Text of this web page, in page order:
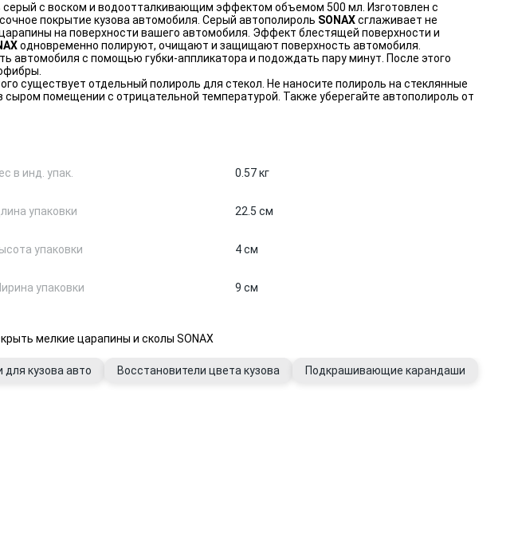
серый с воском и водоотталкивающим эффектом объемом 500 мл. Изготовлен с
покрытие кузова автомобиля. Серый автополироль SONAXсглаживает не
на поверхности вашего автомобиля. Эффект блестящей поверхности и
одновременно полируют, очищают и защищают поверхность автомобиля.
автомобиля с помощью губки-аппликатора и подождать пару минут. После этого
существует отдельный полироль для стекол. Не наносите полироль на стеклянные
помещении с отрицательной температурой. Также уберегайте автополироль от
в инд. упак. 0.57 кг
упаковки 22.5 см
упаковки 4 см
упаковки 9 см
мелкие царапины и сколы SONAX
для кузова авто Восстановители цвета кузова
Подкрашивающие карандаши